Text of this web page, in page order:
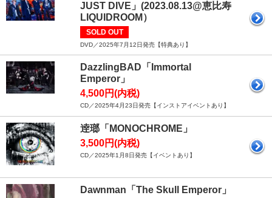
JUST DIVE」(2023.08.13@恵比寿
LIQUIDROOM）
SOLD OUT
DVD／2025年7月12日発売【特典あり】
DazzlingBAD「Immortal
Emperor」
4,500円(内税)
CD／2025年4月23日発売【インストアイベントあり】
逹瑯「MONOCHROME」
3,500円(内税)
CD／2025年1月8日発売【イベントあり】
Dawnman「The Skull Emperor」